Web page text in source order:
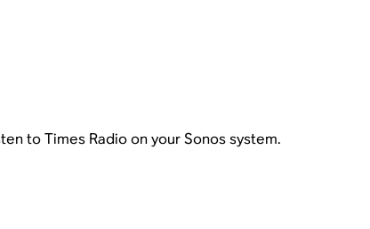
to Times Radio on your Sonos system.